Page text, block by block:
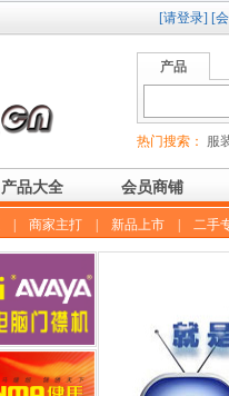
[请登录] [
产品
热门搜索： 服
产品大全 会员商铺
商家主打 新品上市 二手